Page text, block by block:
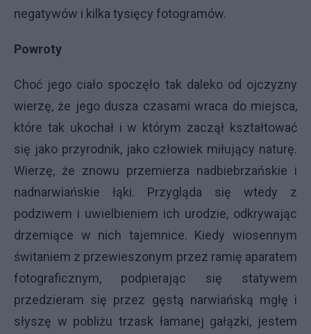
negatywów i kilka tysięcy fotogramów.
Powroty
Choć jego ciało spoczęło tak daleko od ojczyzny
wierzę, że jego dusza czasami wraca do miejsca,
które tak ukochał i w którym zaczął kształtować
się jako przyrodnik, jako człowiek miłujący naturę.
Wierzę, że znowu przemierza nadbiebrzańskie i
nadnarwiańskie łąki. Przygląda się wtedy z
podziwem i uwielbieniem ich urodzie, odkrywając
drzemiące w nich tajemnice. Kiedy wiosennym
świtaniem z przewieszonym przez ramię aparatem
fotograficznym, podpierając się statywem
przedzieram się przez gęstą narwiańską mgłę i
słyszę w pobliżu trzask łamanej gałązki, jestem